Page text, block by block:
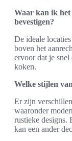
Waar kan ik het
bevestigen?
De ideale
boven het
ervoor dat je
koken.
Welke stijlen
Er zijn
waaronder
rustieke designs.
kan een ander